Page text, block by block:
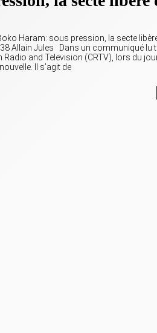
Boko Haram: sous pression, la secte
Allain Jules Dans un communiqué lu
and Television (CRTV), lors du
Il s’agit de